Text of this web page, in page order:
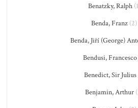
Benatzky, Ralph
Benda, Franz (2)
Benda, Jiří (George)
Bendusi, Francesco
Benedict, Sir Julius
Benjamin, Arthur